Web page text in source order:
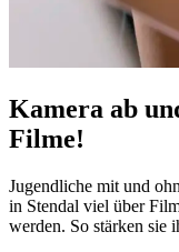
Kamera ab
Filme!
Jugendliche mit und
in Stendal viel über
werden. So stärken sie